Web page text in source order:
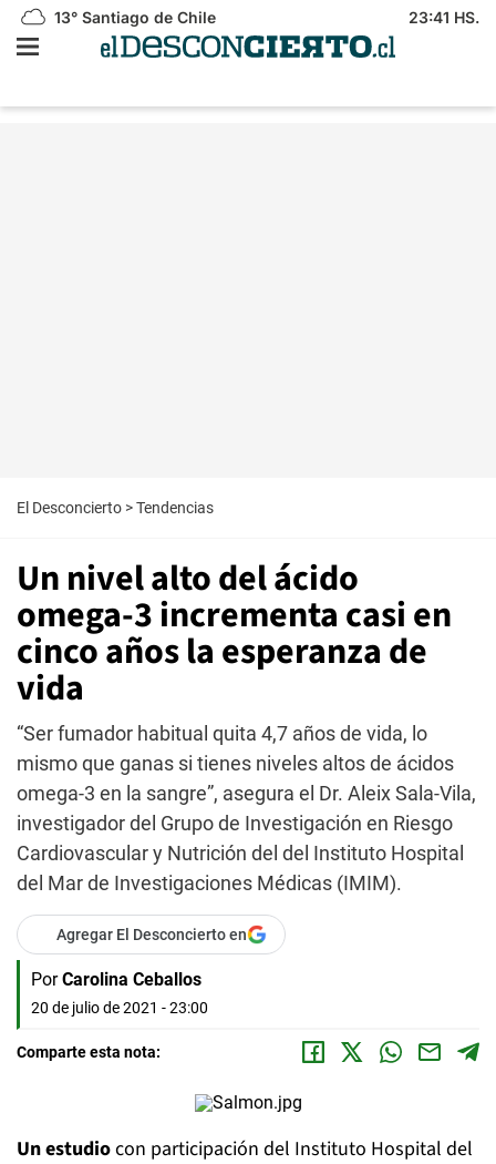
13° Santiago de Chile 23:41 HS.
El Desconcierto >Tendencias
Un nivel alto del ácido
omega-3 incrementa casi en
cinco años la esperanza de
vida
“Ser fumador habitual quita 4,7 años de vida, lo
mismo que ganas si tienes niveles altos de ácidos
omega-3 en la sangre”, asegura el Dr. Aleix Sala-Vila,
investigador del Grupo de Investigación en Riesgo
Cardiovascular y Nutrición del del Instituto Hospital
del Mar de Investigaciones Médicas (IMIM).
Agregar El Desconcierto en
Por Carolina Ceballos
20 de julio de 2021 - 23:00
Comparte esta nota:
Un estudiocon participación del Instituto Hospital del